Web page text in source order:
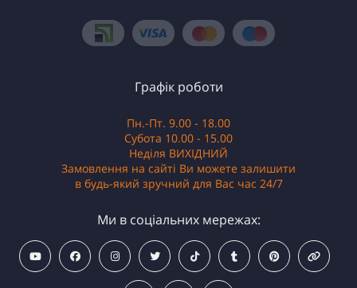
Графік роботи
Пн.-Пт. 9.00 - 18.00
Субота 10.00 - 15.00
Неділя ВИХІДНИЙ
Замовлення на сайті Ви можете залишити
в будь-який зручний для Вас час 24/7
Ми в соціальних мережах: